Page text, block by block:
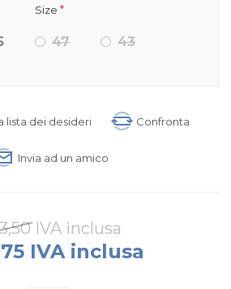
Size *
47 43
lista dei desideri Confronta
Invia ad un amico
IVA inclusa
IVA inclusa